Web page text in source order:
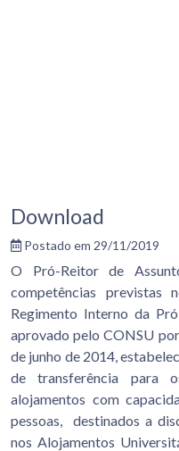
Download
Postado em 29/11/2019
O Pró-Reitor de
competências
Regimento Interno da
aprovado pelo CONSU
de junho de 2014,
de transferência para
alojamentos com
pessoas, destinados a
nos Alojamentos